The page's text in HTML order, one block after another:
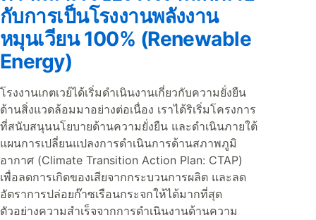
กับการเป็นโรงงานพลังงาน
หมุนเวียน 100% (Renewable
Energy)
โรงงานเกตเวย์ได้เริ่มดำเนินงานเกี่ยวกับความยั่งยืน
ด้านสิ่งแวดล้อมมาอย่างต่อเนื่อง เราได้ริเริ่มโครงการ
ที่สนับสนุนนโยบายด้านความยั่งยืน และดำเนินภายใต้
แผนการเปลี่ยนแปลงการดำเนินการด้านสภาพภูมิ
อากาศ (Climate Transition Action Plan: CTAP)
เพื่อลดการเกิดของเสียจากกระบวนการผลิต และลด
อัตราการปล่อยก๊าซเรือนกระจกให้ได้มากที่สุด
ตัวอย่างความสำเร็จจากการดำเนินงานด้านความ